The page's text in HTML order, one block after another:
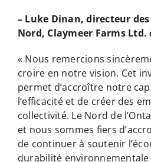
– Luke Dinan, directeur
Nord, Claymeer Farms Ltd.
« Nous remercions
croire en notre vision. Cet
permet d’accroître notre
l’efficacité et de créer des
collectivité. Le Nord de
et nous sommes fiers
de continuer à soutenir
durabilité